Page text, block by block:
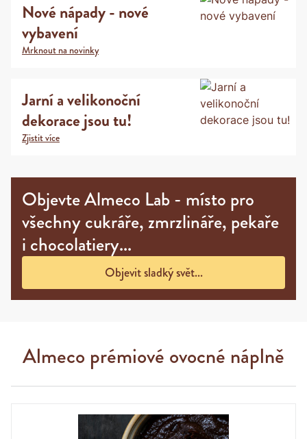
Nové nápady - nové
vybavení
Mrknout na novinky
Jarní a velikonoční
dekorace jsou tu!
Zjistit více
Objevte Almeco Lab - místo pro
všechny cukráře, zmrzlináře, pekaře
i chocolatiery...
Objevit sladký svět...
Almeco prémiové ovocné náplně